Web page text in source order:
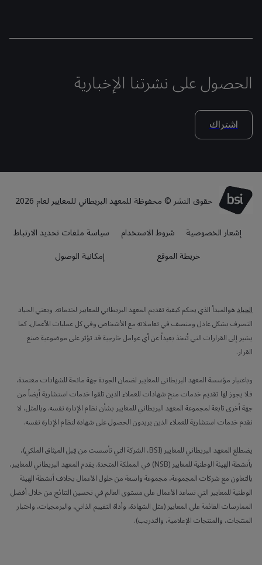
الحصول على نشرتنا الإخبارية
اشتراك
حقوق النشر © محفوظة للمعهد البريطاني للمعايير لعام 2026
إشعار الخصوصية
شروط الاستخدام
سياسة ملفات تحديد الارتباط
خريطة الموقع
إمكانية الوصول
الحيادهوالمبدأ الذي يحكم كيفية تقديم المعهد البريطاني للمعايير لخدماته. ويعني الحياد
التصرف بشكل عادل ومنصف في تعاملاته مع الأشخاص وفي كل عمليات الأعمال. كما
يشير إلى القرارات التي تُتخذ بعيداً عن أي عوامل خارجية قد تؤثر على موضوعية صنع
القرار.
وباعتبار مؤسسة المعهد البريطاني للمعايير لضمان الجودة جهة مانحة للشهادات معتمدة،
فلا يجوز لها تقديم خدمات منح شهادات للعملاء الذين تلقوا خدمات استشارية أيضاً من
جهة أخرى تابعة لمجموعة المعهد البريطاني للمعايير بشأن نظام الإدارة نفسه. وبالمثل، لا
نقدم خدمات استشارية للعملاء الذين يريدون الحصول على شهادة لنظام الإدارة نفسه.
يضطلع المعهد البريطاني للمعايير (BSI، الشركة التي تأسست من قِبل الميثاق الملكي)،
بأنشطة الهيئة الوطنية للمعايير (NSB) في المملكة المتحدة. يقدم المعهد البريطاني للمعايير،
بالتعاون مع شركات المجموعة، مجموعة واسعة من حلول الأعمال بخلاف أنشطة الهيئة
الوطنية للمعايير التي تساعد الأعمال على مستوى العالم في تحسين النتائج من خلال أفضل
الممارسات القائمة على المعايير (مثل الشهادة، وأداة التقييم الذاتي، والبرمجيات، واختبار
المنتجات، والمنتجات الإعلامية، والتدريب).